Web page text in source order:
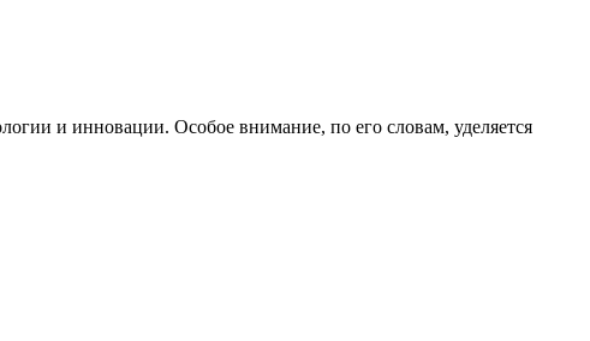
и инновации. Особое внимание, по его словам, уделяется